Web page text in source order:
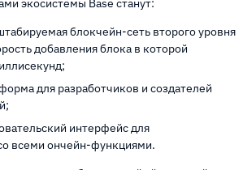
экосистемы Base станут:
блокчейн-сеть второго уровня
добавления блока в которой
для разработчиков и создателей
интерфейс для
всеми ончейн-функциями.